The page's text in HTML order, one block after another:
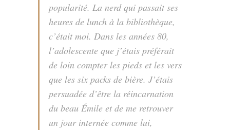
popularité. La nerdqui passait ses
heures de lunch à la bibliothèque,
c’était moi. Dans les années 80,
l’adolescente que j’étais préférait
de loin compter les pieds et les vers
que les six packs de bière. J’étais
persuadée d’être la réincarnation
du beau Émile et de me retrouver
un jour internée comme lui,